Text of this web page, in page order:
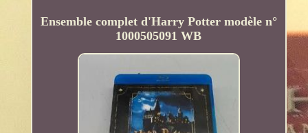
Ensemble complet d'Harry Potter modèle n°
1000505091 WB